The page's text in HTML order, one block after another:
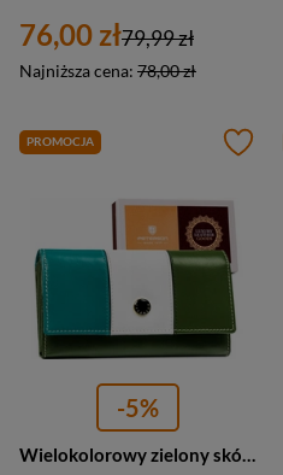
76,00 zł
Najniższa cena: 78,00 zł
79,99 zł
PROMOCJA
-5%